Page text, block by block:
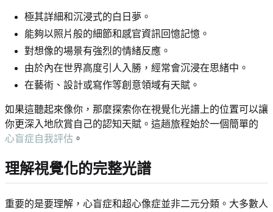
極其詳細和沉浸式的白日夢。
能夠以照片般的細節和感官資訊回憶記憶。
對想像的場景有強烈的情緒反應。
由於內在世界高度引人入勝，經常會沉浸在思緒中。
在藝術、設計或寫作等創意領域有天賦。
如果這聽起來像你，那麼探索你在視覺化光譜上的位置可以讓
你更深入地欣賞自己的認知天賦。這趟旅程始於一個簡單的
心盲症自我評估 。
理解視覺化的完整光譜
重要的是要理解，心盲症和超心像症並非二元分類。大多數人